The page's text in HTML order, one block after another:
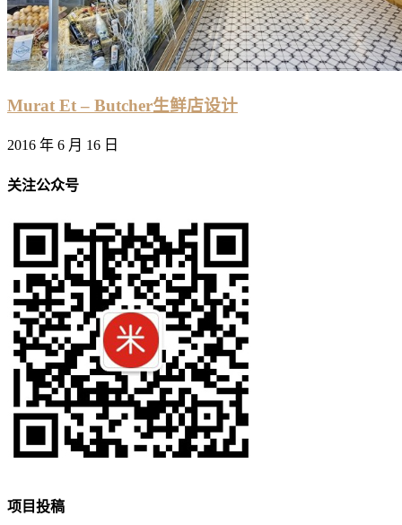
Murat Et – Butcher生鲜店设计
2016 年 6 月 16 日
关注公众号
项目投稿